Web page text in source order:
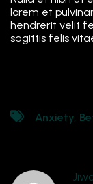
lorem et
hendrerit velit
sagittis felis
Anxiety,